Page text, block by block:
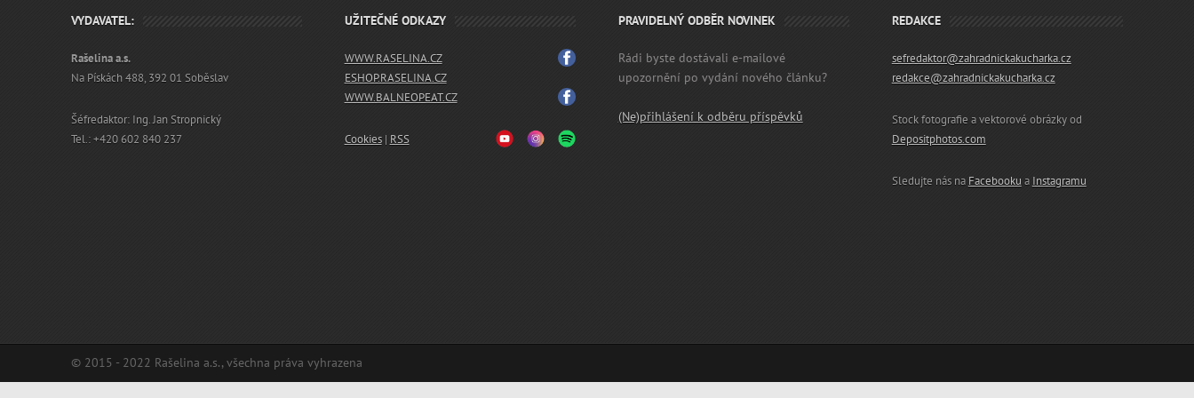
VYDAVATEL:
Rašelina a.s.
Na Pískách 488, 392 01 Soběslav
Šéfredaktor: Ing. Jan Stropnický
Tel.: +420 602 840 237
UŽITEČNÉ ODKAZY
WWW.RASELINA.CZ
ESHOP.RASELINA.CZ
WWW.BALNEOPEAT.CZ
Cookies| RSS
PRAVIDELNÝ ODBĚR NOVINEK
Rádi byste dostávali e-mailové
upozornění po vydání nového článku?
(Ne)přihlášení k odběru příspěvků
REDAKCE
sefredaktor@zahradnickakucharka.cz
redakce@zahradnickakucharka.cz
Stock fotografie a vektorové obrázky od
Depositphotos.com
Sledujte nás na Facebooku a Instagramu
© 2015 - 2022 Rašelina a.s., všechna práva vyhrazena